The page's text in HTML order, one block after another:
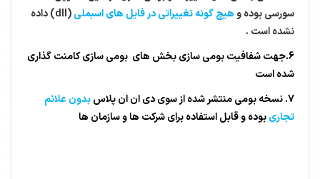
سورسی بوده و هیچ گونه تغییراتی در فایل های اسبملی
(dll) داده
نشده است .
6.جهت شفافیت بومی سازی بخش های بومی سازی کامنت گذاری
شده است
7. نسخه بومی منتشر شده از سوی دی ان ان پلاس
بدون علائم
تجاریبوده و قابل استفاده برای شرکت ها و سازمان ها